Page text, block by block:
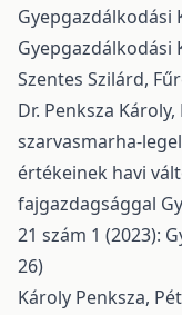
Gyepgazdálkodási
Gyepgazdálkodási
Szentes Szilárd,
Dr. Penksza Károly,
szarvasmarha-
értékeinek havi
fajgazdagsággal
21 szám 1 (2023):
26)
Károly Penksza,